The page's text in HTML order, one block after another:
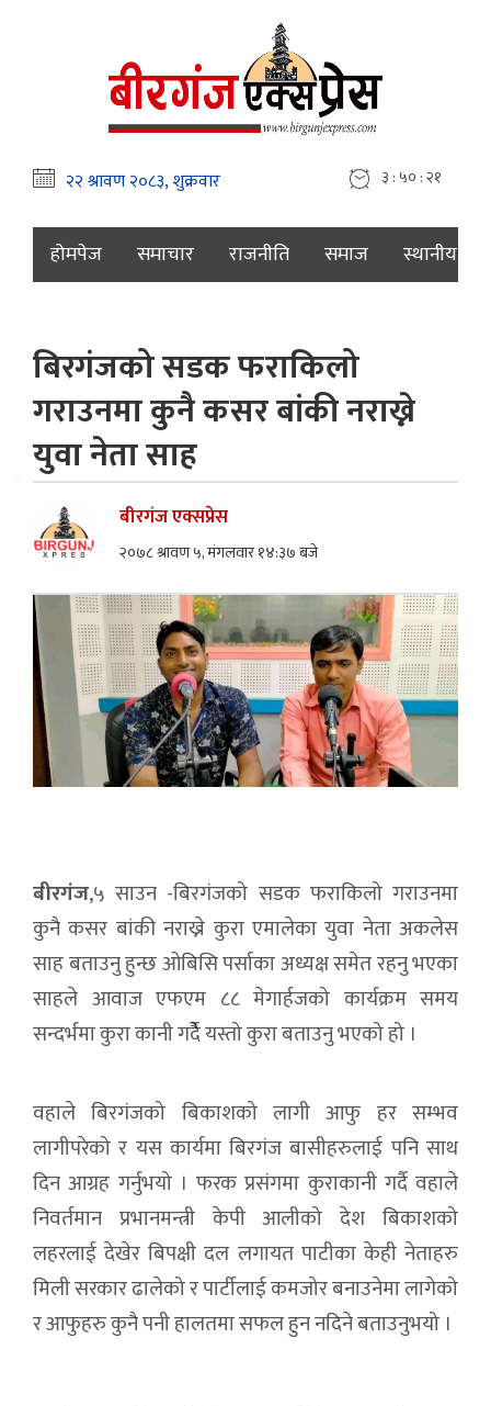
३ : ५० : २२
होमपेज समाचार राजनीति समाज स्थानीय
बिरगंजको सडक फराकिलो
गराउनमा कुनै कसर बांकी नराख्ने
युवा नेता साह
बीरगंज एक्सप्रेस
२०७८ श्रावण ५, मंगलवार १४:३७ बजे
बीरगंज,५ साउन -बिरगंजको सडक फराकिलो गराउनमा
कुनै कसर बांकी नराख्ने कुरा एमालेका युवा नेता अकलेस
साह बताउनु हुन्छ ओबिसि पर्साका अध्यक्ष समेत रहनु भएका
साहले आवाज एफएम ८८ मेगार्हजको कार्यक्रम समय
सन्दर्भमा कुरा कानी गर्दैे यस्तो कुरा बताउनु भएको हो ।
वहाले बिरगंजको बिकाशको लागी आफु हर सम्भव
लागीपरेको र यस कार्यमा बिरगंज बासीहरुलाई पनि साथ
दिन आग्रह गर्नुभयो । फरक प्रसंगमा कुराकानी गर्दै वहाले
निवर्तमान प्रभानमन्त्री केपी आलीको देश बिकाशको
लहरलाई देखेर बिपक्षी दल लगायत पाटीका केही नेताहरु
मिली सरकार ढालेको र पार्टीलाई कमजोर बनाउनेमा लागेको
र आफुहरु कुनै पनी हालतमा सफल हुन नदिने बताउनुभयो ।